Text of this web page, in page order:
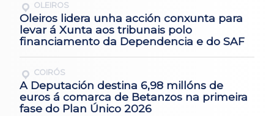
OLEIROS
Oleiros lidera unha acción conxunta para
levar á Xunta aos tribunais polo
financiamento da Dependencia e do SAF
COIRÓS
A Deputación destina 6,98 millóns de
euros á comarca de Betanzos na primeira
fase do Plan Único 2026